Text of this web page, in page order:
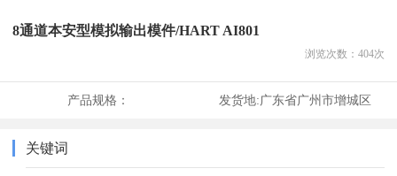
8通道本安型模拟输出模件/HART AI801
浏览次数： 404次
产品规格： 发货地:广东省广州市增城区
关键词